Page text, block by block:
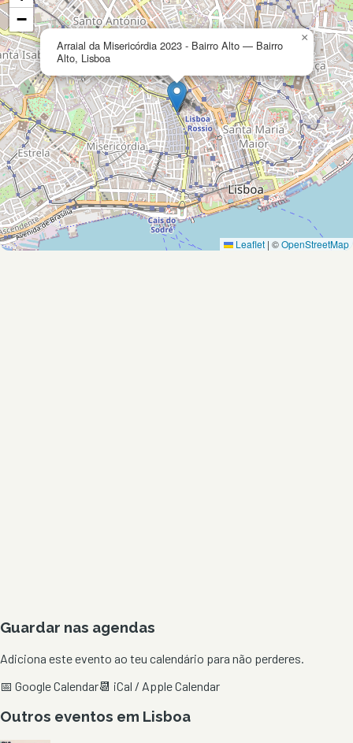
Arraial da Misericórdia 2023 - Bairro Alto — Bairro
Alto, Lisboa
×
−
Leaflet | ©OpenStreetMap
Guardar nas agendas
Adiciona este evento ao teu calendário para não perderes.
📅 Google Calendar📆 iCal / Apple Calendar
Outros eventos em Lisboa